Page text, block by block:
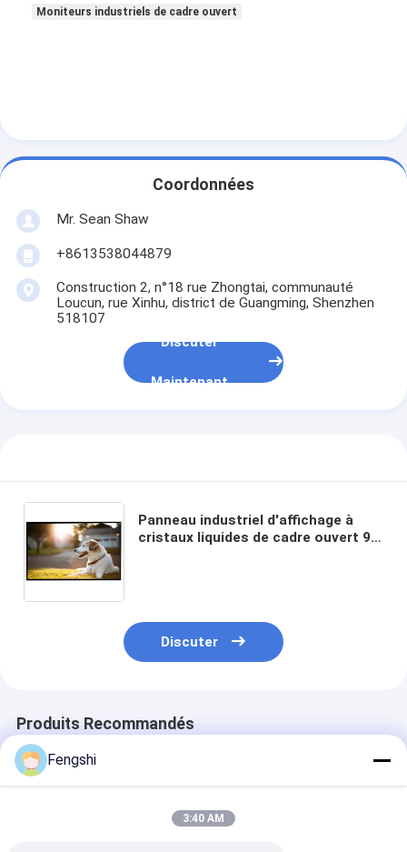
Moniteurs industriels de cadre ouvert
Coordonnées
Mr. Sean Shaw
+8613538044879
Construction 2, n°18 rue Zhongtai, communauté
Loucun, rue Xinhu, district de Guangming, Shenzhen
518107
Discuter
Maintenant
Panneau industriel d'affichage à
cristaux liquides de cadre ouvert 98
Discuter
Produits Recommandés
Fengshi
3:40 AM